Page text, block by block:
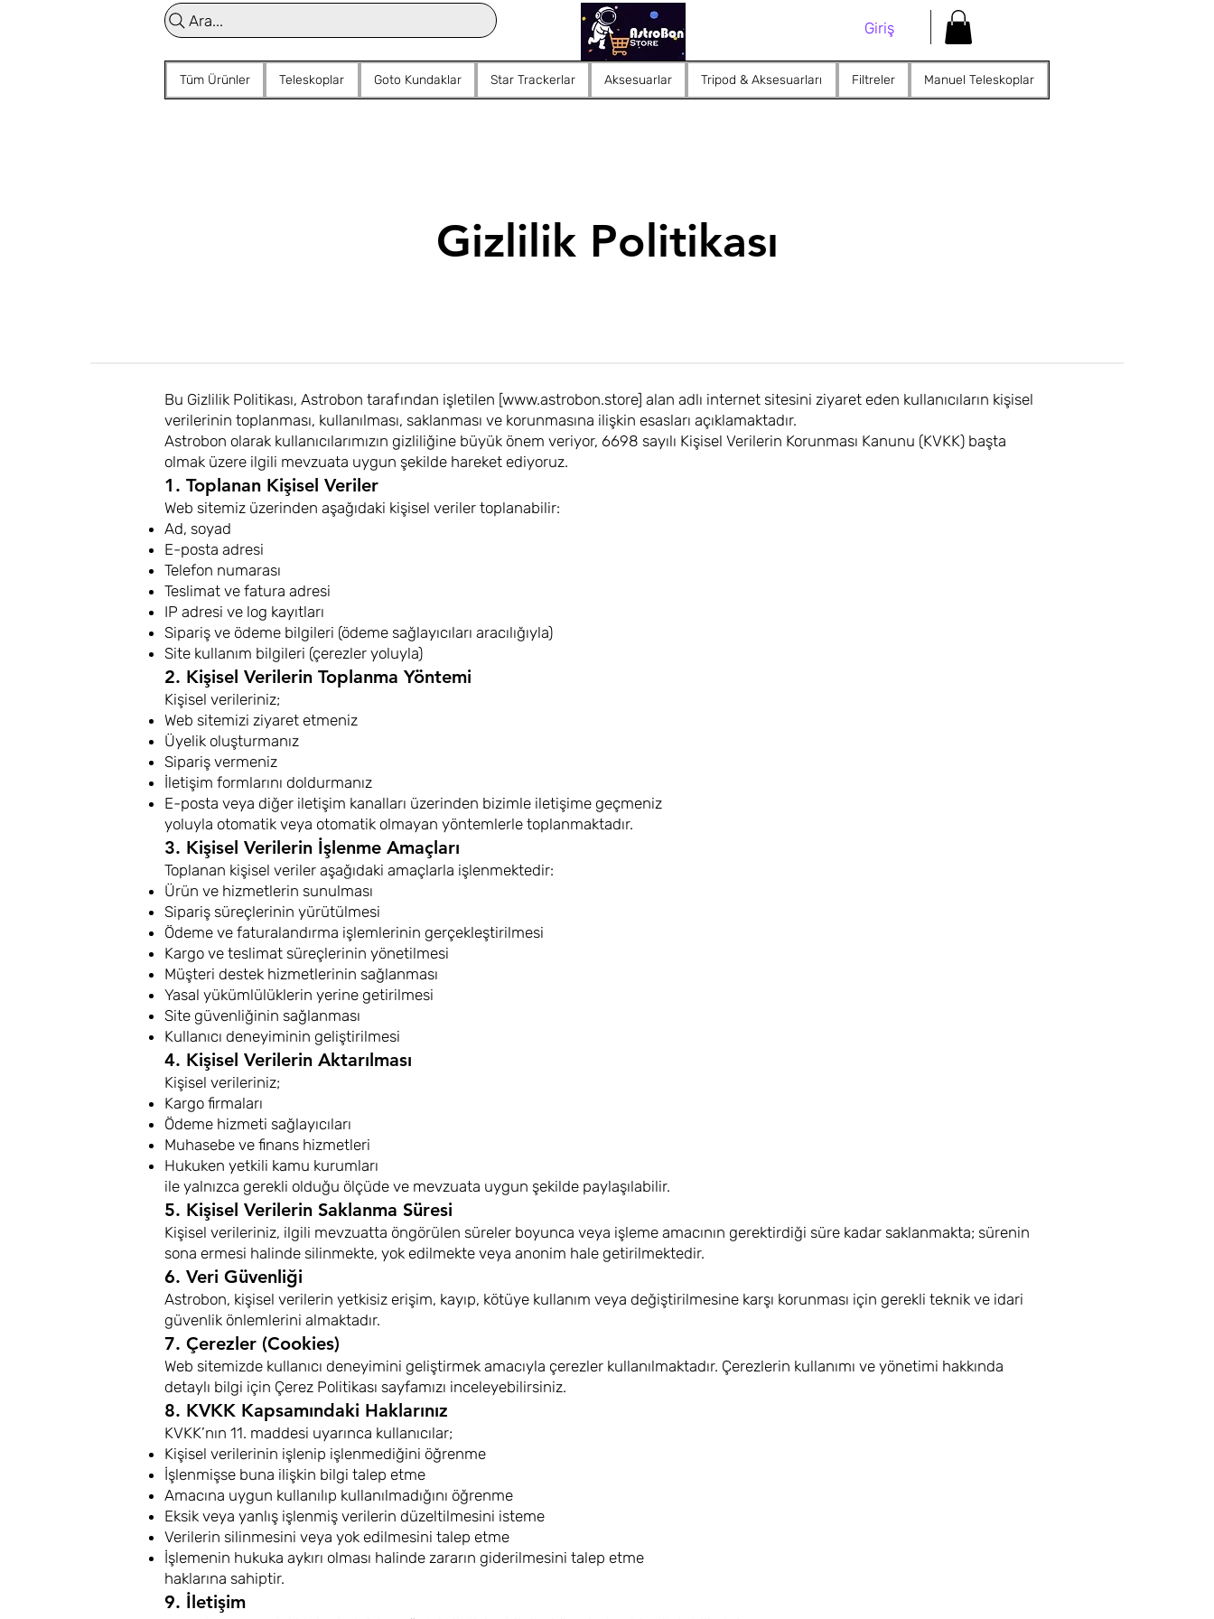
Ara... Giriş
Tüm Ürünler Teleskoplar Goto Kundaklar Star Trackerlar Aksesuarlar Tripod & Aksesuarları Filtreler Manuel Teleskoplar
Gizlilik Politikası
Bu Gizlilik Politikası, Astrobon tarafından işletilen [www.astrobon.store] alan adlı internet sitesini ziyaret eden kullanıcıların kişisel
verilerinin toplanması, kullanılması, saklanması ve korunmasına ilişkin esasları açıklamaktadır.
Astrobon olarak kullanıcılarımızın gizliliğine büyük önem veriyor, 6698 sayılı Kişisel Verilerin Korunması Kanunu (KVKK) başta
olmak üzere ilgili mevzuata uygun şekilde hareket ediyoruz.
1. Toplanan Kişisel Veriler
Web sitemiz üzerinden aşağıdaki kişisel veriler toplanabilir:
Ad, soyad
E-posta adresi
Telefon numarası
Teslimat ve fatura adresi
IP adresi ve log kayıtları
Sipariş ve ödeme bilgileri (ödeme sağlayıcıları aracılığıyla)
Site kullanım bilgileri (çerezler yoluyla)
2. Kişisel Verilerin Toplanma Yöntemi
Kişisel verileriniz;
Web sitemizi ziyaret etmeniz
Üyelik oluşturmanız
Sipariş vermeniz
İletişim formlarını doldurmanız
E-posta veya diğer iletişim kanalları üzerinden bizimle iletişime geçmeniz
yoluyla otomatik veya otomatik olmayan yöntemlerle toplanmaktadır.
3. Kişisel Verilerin İşlenme Amaçları
Toplanan kişisel veriler aşağıdaki amaçlarla işlenmektedir:
Ürün ve hizmetlerin sunulması
Sipariş süreçlerinin yürütülmesi
Ödeme ve faturalandırma işlemlerinin gerçekleştirilmesi
Kargo ve teslimat süreçlerinin yönetilmesi
Müşteri destek hizmetlerinin sağlanması
Yasal yükümlülüklerin yerine getirilmesi
Site güvenliğinin sağlanması
Kullanıcı deneyiminin geliştirilmesi
4. Kişisel Verilerin Aktarılması
Kişisel verileriniz;
Kargo firmaları
Ödeme hizmeti sağlayıcıları
Muhasebe ve finans hizmetleri
Hukuken yetkili kamu kurumları
ile yalnızca gerekli olduğu ölçüde ve mevzuata uygun şekilde paylaşılabilir.
5. Kişisel Verilerin Saklanma Süresi
Kişisel verileriniz, ilgili mevzuatta öngörülen süreler boyunca veya işleme amacının gerektirdiği süre kadar saklanmakta; sürenin
sona ermesi halinde silinmekte, yok edilmekte veya anonim hale getirilmektedir.
6. Veri Güvenliği
Astrobon, kişisel verilerin yetkisiz erişim, kayıp, kötüye kullanım veya değiştirilmesine karşı korunması için gerekli teknik ve idari
güvenlik önlemlerini almaktadır.
7. Çerezler (Cookies)
Web sitemizde kullanıcı deneyimini geliştirmek amacıyla çerezler kullanılmaktadır. Çerezlerin kullanımı ve yönetimi hakkında
detaylı bilgi için Çerez Politikası sayfamızı inceleyebilirsiniz.
8. KVKK Kapsamındaki Haklarınız
KVKK’nın 11. maddesi uyarınca kullanıcılar;
Kişisel verilerinin işlenip işlenmediğini öğrenme
İşlenmişse buna ilişkin bilgi talep etme
Amacına uygun kullanılıp kullanılmadığını öğrenme
Eksik veya yanlış işlenmiş verilerin düzeltilmesini isteme
Verilerin silinmesini veya yok edilmesini talep etme
İşlemenin hukuka aykırı olması halinde zararın giderilmesini talep etme
haklarına sahiptir.
9. İletişim